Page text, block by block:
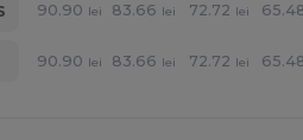
90.90 lei 83.66 lei 72.72 lei
90.90 lei 83.66 lei 72.72 lei